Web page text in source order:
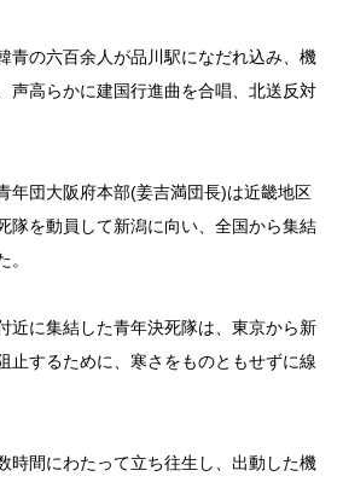
青の六百余人が品川駅になだれ込み、機
声高らかに建国行進曲を合唱、北送反対
年団大阪府本部(姜吉満団長)は近畿地区
隊を動員して新潟に向い、全国から集結
。
近に集結した青年決死隊は、東京から新
止するために、寒さをものともせずに線
時間にわたって立ち往生し、出動した機